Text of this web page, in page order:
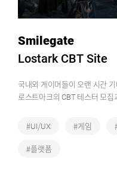
Smilegate
Lostark CBT Site
국내외 게이머들이 오랜 시간
로스트아크의 CBT 테스터 모
#UI/UX #게임
#플랫폼